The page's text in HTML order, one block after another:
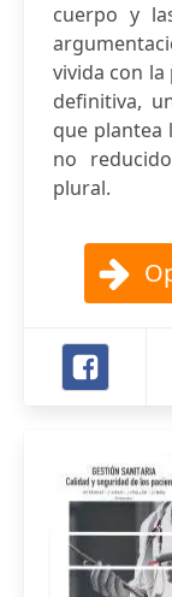
cuerpo y
vivida con la
definitiva,
que plantea
no
plural.